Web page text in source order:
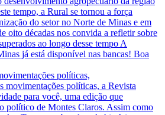
políticas,